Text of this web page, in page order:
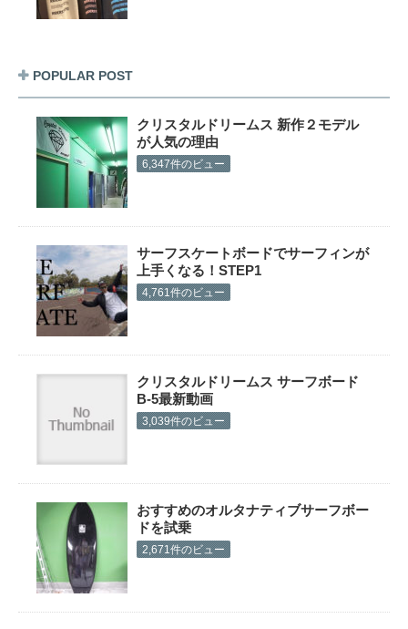
POPULAR POST
クリスタルドリームス 新作２モデル
が人気の理由
6,347件のビュー
サーフスケートボードでサーフィンが
上手くなる！STEP1
4,761件のビュー
クリスタルドリームス サーフボード
B-5最新動画
3,039件のビュー
おすすめのオルタナティブサーフボー
ドを試乗
2,671件のビュー